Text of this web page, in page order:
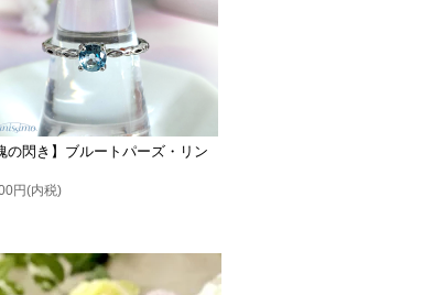
の閃き】ブルートパーズ・リン
円(内税)